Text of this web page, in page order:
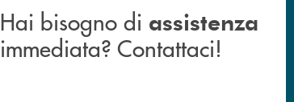
Hai bisogno di assistenza
immediata? Contattaci!